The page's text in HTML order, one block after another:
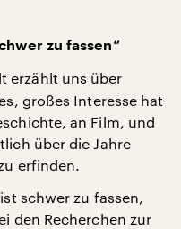
zu fassen“
erzählt uns über
großes Interesse hat
an Film, und
über die Jahre
erfinden.
schwer zu fassen,
den Recherchen zur